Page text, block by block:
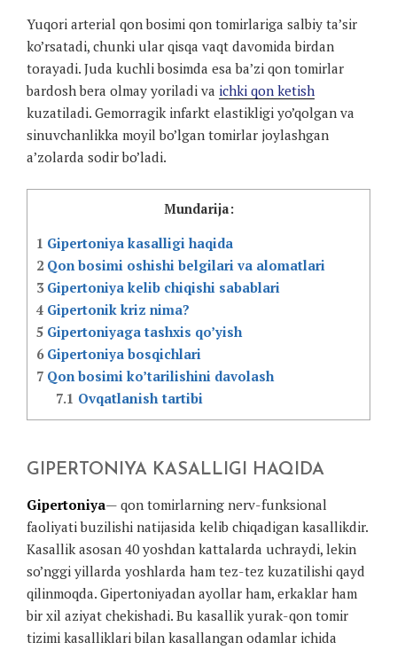
Yuqori arterial qon bosimi qon tomirlariga salbiy ta’sir
ko’rsatadi, chunki ular qisqa vaqt davomida birdan
torayadi. Juda kuchli bosimda esa ba’zi qon tomirlar
bardosh bera olmay yoriladi va ichki qon ketish
kuzatiladi. Gemorragik infarkt elastikligi yo’qolgan va
sinuvchanlikka moyil bo’lgan tomirlar joylashgan
a’zolarda sodir bo’ladi.
Mundarija:
1 Gipertoniya kasalligi haqida
2 Qon bosimi oshishi belgilari va alomatlari
3Gipertoniya kelib chiqishi sabablari
4 Gipertonik kriz nima?
5 Gipertoniyaga tashxis qo’yish
6Gipertoniya bosqichlari
7 Qon bosimi ko’tarilishini davolash
7.1 Ovqatlanish tartibi
GIPERTONIYA KASALLIGI HAQIDA
Gipertoniya— qon tomirlarning nerv-funksional
faoliyati buzilishi natijasida kelib chiqadigan kasallikdir.
Kasallik asosan 40 yoshdan kattalarda uchraydi, lekin
so’nggi yillarda yoshlarda ham tez-tez kuzatilishi qayd
qilinmoqda. Gipertoniyadan ayollar ham, erkaklar ham
bir xil aziyat chekishadi. Bu kasallik yurak-qon tomir
tizimi kasalliklari bilan kasallangan odamlar ichida